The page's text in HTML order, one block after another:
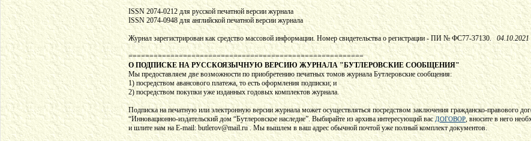
ISSN 2074-0212 для русской печатной версии журнала
ISSN 2074-0948 для английской печатной версии журнала
Журнал зарегистрирован как средство массовой информации. Номер свидетельства о регистрации - ПИ № ФС77-37130.04.10.2021
========================================================
О ПОДПИСКЕ НА РУССКОЯЗЫЧНУЮ ВЕРСИЮ ЖУРНАЛА "БУТЛЕРОВСКИЕ СООБЩЕНИЯ"
Мы предоставляем две возможности по приобретению печатных томов журнала Бутлеровские сообщения:
1) посредством авансового платежа, то есть оформления подписки; и
2) посредством покупки уже изданных годовых комплектов журнала.
Подписка на печатную или электронную версии журнала может осуществляться посредством заключения гражданско-правового
“Инновационно-издательский дом “Бутлеровское наследие”. Выбирайте из архива интересующий васДОГОВОР, вносите в него
и шлите нам на E-mail: butlerov@mail.ru . Мы вышлем в ваш адрес обычной почтой уже полный комплект документов.